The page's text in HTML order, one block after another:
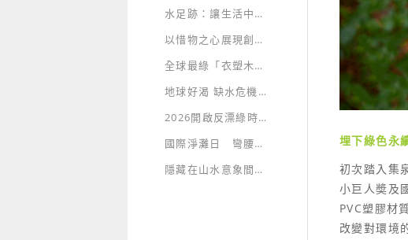
埋下綠色永
初次踏入集
小巨人奬及
PVC塑膠材
改變對環境
水足跡：讓生活中耗用的水資源無所遁形
以惜物之心展現創意 “廢棄物”也能華麗轉身 再現永續價值
全球最綠「衣塑木」招牌 獨創永續新時尚
地球好渴 缺水危機急速蔓延
2026開啟反漂綠時代，假ESG企業將原形畢露
國際淨灘日 彎腰向大自然示愛
隱藏在山水意象間的綠建築生態美學